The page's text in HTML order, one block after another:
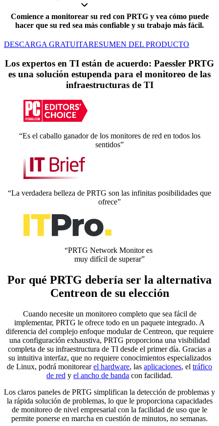
Comience a monitorear su red con PRTG y vea cómo puede
hacer que su red sea más confiable y su trabajo más fácil.
DESCARGA GRATUITARESUMEN DEL PRODUCTO
Los expertos en TI están de acuerdo: Paessler PRTG
es una solución estupenda para el monitoreo de las
infraestructuras de TI
“Es el caballo ganador de los monitores de red en todos los
sentidos”
“La verdadera belleza de PRTG son las infinitas posibilidades que
ofrece”
“PRTG Network Monitor es
muy difícil de superar”
Por qué PRTG debería ser la alternativa
Centreon de su elección
Cuando necesite un monitoreo completo que sea fácil de
implementar, PRTG le ofrece todo en un paquete integrado. A
diferencia del complejo enfoque modular de Centreon, que requiere
una configuración exhaustiva, PRTG proporciona una visibilidad
completa de su infraestructura de TI desde el primer día. Gracias a
su intuitiva interfaz, que no requiere conocimientos especializados
de Linux, podrá monitorearel hardware, las aplicaciones, el tráfico
de red y el ancho de banda con facilidad.
Los claros paneles de PRTG simplifican la detección de problemas y
la rápida solución de problemas, lo que le proporciona capacidades
de monitoreo de nivel empresarial con la facilidad de uso que le
permite ponerse en marcha en cuestión de minutos, no semanas.